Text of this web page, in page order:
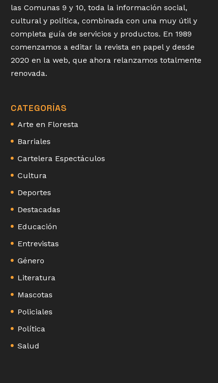
las Comunas 9 y 10, toda la información social,
cultural y política, combinada con una muy útil y
completa guía de servicios y productos. En 1989
comenzamos a editar la revista en papel y desde
2020 en la web, que ahora relanzamos totalmente
renovada.
CATEGORÍAS
Arte en Floresta
Barriales
Cartelera Espectáculos
Cultura
Deportes
Destacadas
Educación
Entrevistas
Género
Literatura
Mascotas
Policiales
Política
Salud